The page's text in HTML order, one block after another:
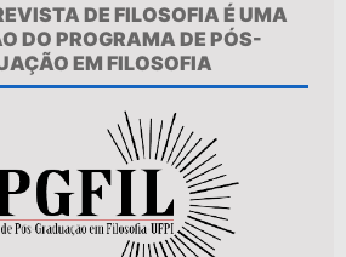
DE FILOSOFIA É UMA
DO PROGRAMA DE PÓS-
EM FILOSOFIA